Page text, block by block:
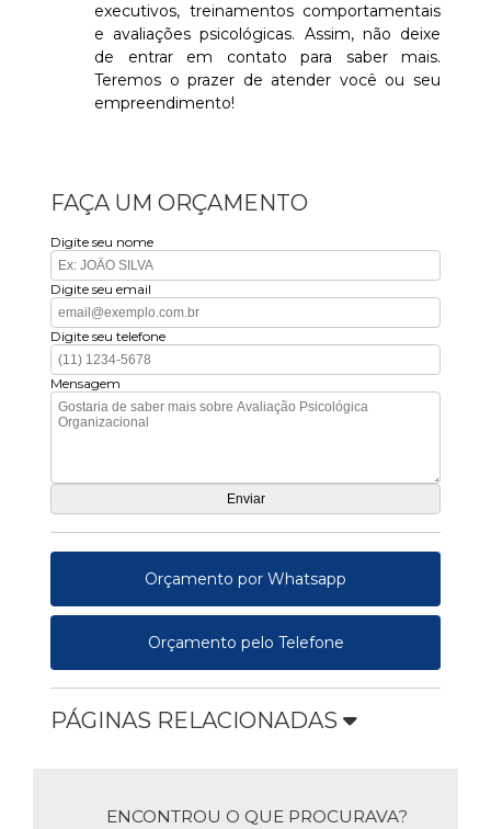
executivos, treinamentos comportamentais
e avaliações psicológicas. Assim, não deixe
de entrar em contato para saber mais.
Teremos o prazer de atender você ou seu
empreendimento!
FAÇA UM ORÇAMENTO
Digite seu nome
Digite seu email
Digite seu telefone
Mensagem
Orçamento por Whatsapp
Orçamento pelo Telefone
PÁGINAS RELACIONADAS
ENCONTROU O QUE PROCURAVA?